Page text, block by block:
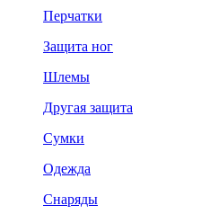
Перчатки
Защита ног
Шлемы
Другая защита
Сумки
Одежда
Снаряды